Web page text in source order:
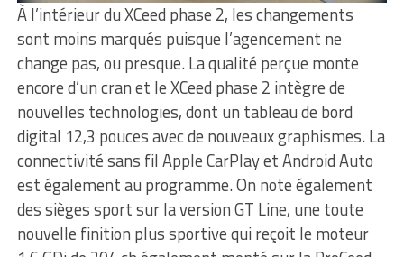
À l’intérieur du XCeed phase 2, les changements
sont moins marqués puisque l’agencement ne
change pas, ou presque. La qualité perçue monte
encore d’un cran et le XCeed phase 2 intègre de
nouvelles technologies, dont un tableau de bord
digital 12,3 pouces avec de nouveaux graphismes. La
connectivité sans fil Apple CarPlay et Android Auto
est également au programme. On note également
des sièges sport sur la version GT Line, une toute
nouvelle finition plus sportive qui reçoit le moteur